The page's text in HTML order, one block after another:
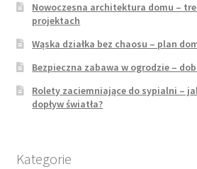
Nowoczesna architektura domu –
projektach
Wąska działka bez chaosu – plan
Bezpieczna zabawa w ogrodzie –
Rolety zaciemniające do sypialni –
dopływ światła?
Kategorie